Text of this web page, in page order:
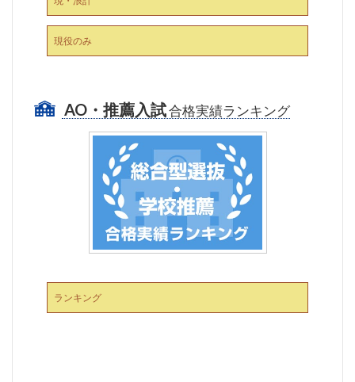
現役のみ
AO・推薦入試合格実績ランキング
ランキング